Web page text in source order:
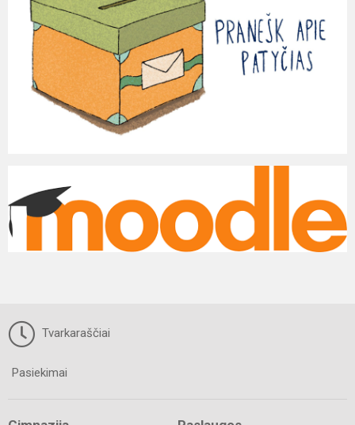
Tvarkaraščiai
Pasiekimai